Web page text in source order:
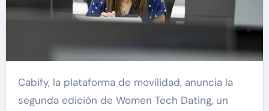
Cabify, la plataforma de movilidad, anuncia la
segunda edición de Women Tech Dating, un